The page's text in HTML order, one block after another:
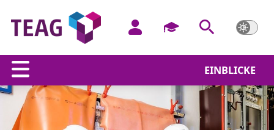
EINBLICKE